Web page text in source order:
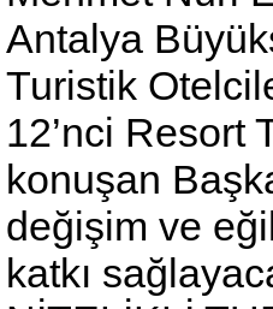
Antalya
Turistik
12’nci Resort
konuşan
değişim ve
katkı